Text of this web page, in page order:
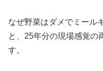
なぜ野菜はダメでミール
と、25年分の現場感覚の
す。